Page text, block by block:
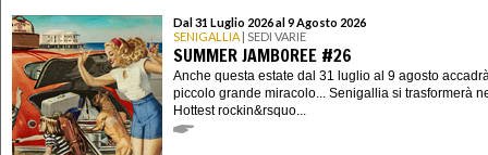
Dal 31 Luglio 2026 al 9 Agosto 2026
SENIGALLIA | SEDI VARIE
SUMMER JAMBOREE #26
Anche questa estate dal 31 luglio al 9 agosto
piccolo grande miracolo... Senigallia si trasformerà
Hottest rockin&rsquo...